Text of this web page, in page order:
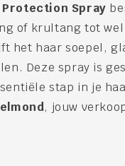
Protection Spray
of krultang tot wel
het haar soepel,
Deze spray is
stap in je
, jouw